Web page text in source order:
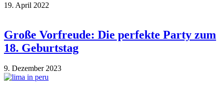
19. April 2022
Große Vorfreude: Die perfekte Party zum
18. Geburtstag
9. Dezember 2023